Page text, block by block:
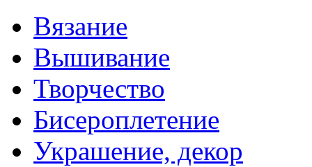
Вязание
Вышивание
Творчество
Бисероплетение
Украшение, декор